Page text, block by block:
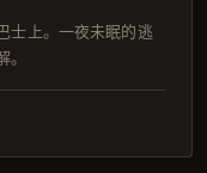
士上。一夜未眠的逃